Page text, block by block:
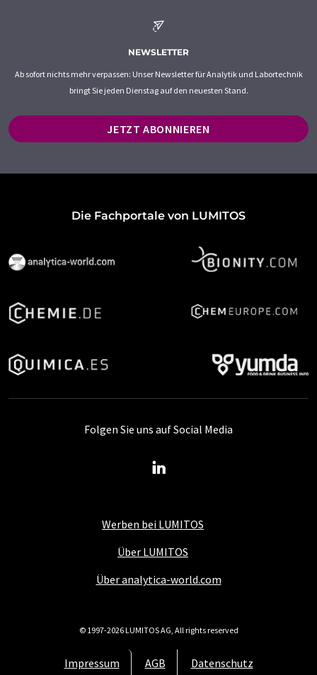
NEWSLETTER
Ab sofort nichts mehr verpassen: Unser Newsletter für Analytik und Labortechnik
bringt Sie jeden Dienstag auf den neuesten Stand.
JETZT ABONNIEREN
Die Fachportale von LUMITOS
Werben bei LUMITOS
Über LUMITOS
Über analytica-world.com
Impressum AGB Datenschutz
Folgen Sie uns auf Social Media
© 1997-2026 LUMITOS AG, All rights reserved